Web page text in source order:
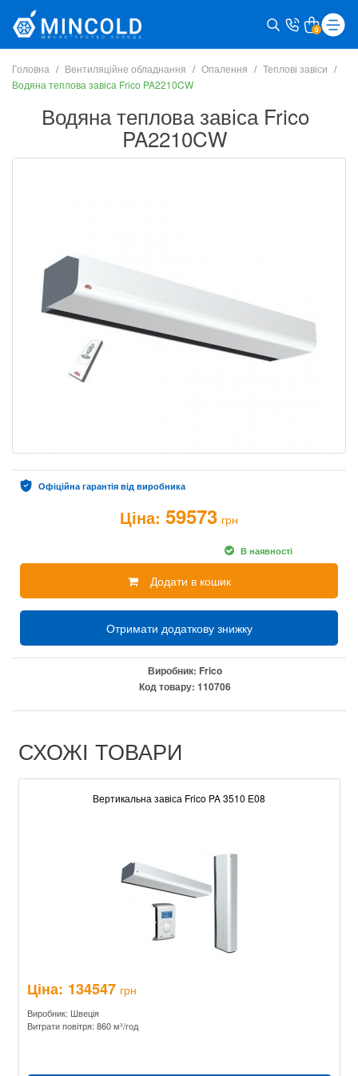
0
Головна Вентиляційне обладнання Опалення
Теплові завіси
Водяна теплова завіса Frico PA2210CW
Водяна теплова завіса Frico
PA2210CW
Офіційна гарантія від виробника
Ціна: 59573 грн
В наявності
Додати в кошик
Отримати додаткову знижку
Виробник: Frico
Код товару: 110706
СХОЖІ ТОВАРИ
Вертикальна завіса Frico PA 3510 E08
Ціна: 134547 грн
Виробник: Швеція
Витрати повітря: 860 м³/год